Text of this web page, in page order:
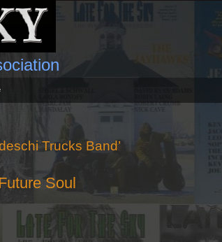
Trucks Band’
Soul